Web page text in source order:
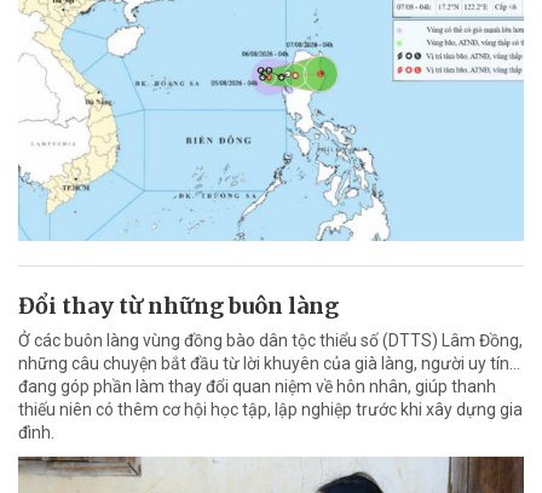
Đổi thay từ những buôn làng
Ở các buôn làng vùng đồng bào dân tộc thiểu số (DTTS) Lâm Đồng,
những câu chuyện bắt đầu từ lời khuyên của già làng, người uy tín…
đang góp phần làm thay đổi quan niệm về hôn nhân, giúp thanh
thiếu niên có thêm cơ hội học tập, lập nghiệp trước khi xây dựng gia
đình.